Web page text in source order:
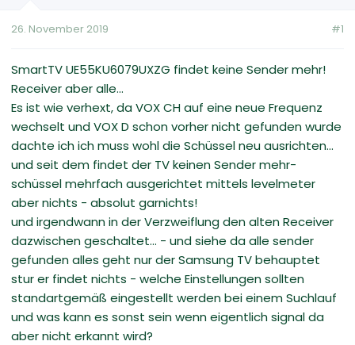
m
26. November 2019 #1
SmartTV UE55KU6079UXZG findet keine Sender mehr!
Receiver aber alle...
Es ist wie verhext, da VOX CH auf eine neue Frequenz
wechselt und VOX D schon vorher nicht gefunden wurde
dachte ich ich muss wohl die Schüssel neu ausrichten...
und seit dem findet der TV keinen Sender mehr-
schüssel mehrfach ausgerichtet mittels levelmeter
aber nichts - absolut garnichts!
und irgendwann in der Verzweiflung den alten Receiver
dazwischen geschaltet... - und siehe da alle sender
gefunden alles geht nur der Samsung TV behauptet
stur er findet nichts - welche Einstellungen sollten
standartgemäß eingestellt werden bei einem Suchlauf
und was kann es sonst sein wenn eigentlich signal da
aber nicht erkannt wird?